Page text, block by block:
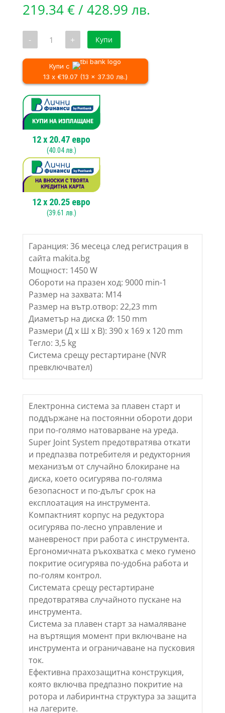
219.34€/ 428.99 лв.
- количество
Ъглошлайф
MAKITA
GA6021C,
1450W,
150mm
+ Купи
Купи с
13 x €19.07 (13 x 37.30 лв.)
12x 20.47 евро
(40.04лв.)
12x 20.25 евро
(39.61 лв.)
Гаранция: 36 месеца след регистрация в
сайта makita.bg
Мощност: 1450 W
Обороти на празен ход: 9000 min-1
Размер на захвата: M14
Размер на вътр.отвор: 22,23 mm
Диаметър на диска Ø: 150 mm
Размери (Д х Ш х В): 390 x 169 x 120 mm
Тегло: 3,5 kg
Система срещу рестартиране (NVR
превключвател)
Електронна система за плавен старт и
поддържане на постоянни обороти дори
при по-голямо натоварване на уреда.
Super Joint System предотвратява откати
и предпазва потребителя и редукторния
механизъм от случайно блокиране на
диска, което осигурява по-голяма
безопасност и по-дълъг срок на
експлоатация на инструмента.
Компактният корпус на редуктора
осигурява по-лесно управление и
маневреност при работа с инструмента.
Ергономичната ръкохватка с меко гумено
покритие осигурява по-удобна работа и
по-голям контрол.
Системата срещу рестартиране
предотвратява случайното пускане на
инструмента.
Система за плавен старт за намаляване
на въртящия момент при включване на
инструмента и ограничаване на пусковия
ток.
Ефективна прахозащитна конструкция,
която включва предпазно покритие на
ротора и лабиринтна структура за защита
на лагерите.